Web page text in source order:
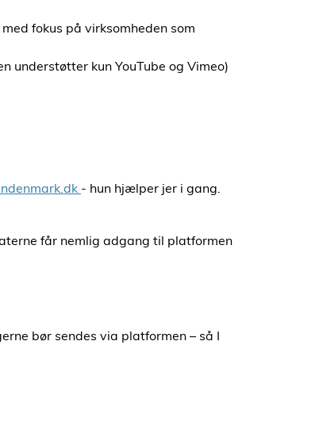
fokus på virksomheden som
understøtter kun YouTube og Vimeo)
- hun hjælper jer i gang.
får nemlig adgang til platformen
bør sendes via platformen – så I